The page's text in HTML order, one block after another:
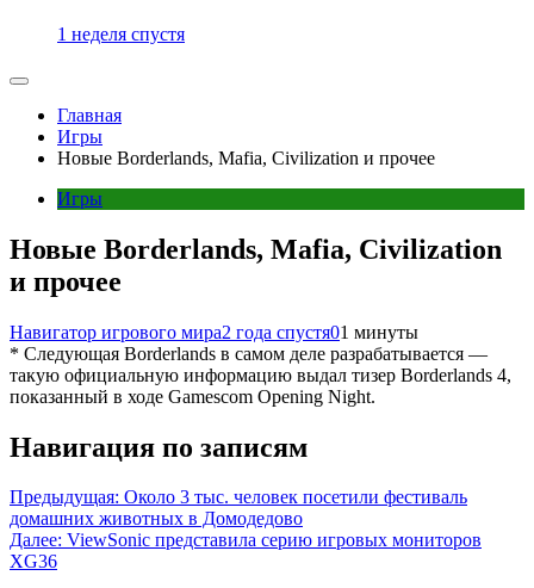
1 неделя спустя
Главная
Игры
Новые Borderlands, Mafia, Civilization и прочее
Игры
Новые Borderlands, Mafia, Civilization
и прочее
Навигатор игрового мира2 года спустя01 минуты
* Следующая Borderlands в самом деле разрабатывается —
такую официальную информацию выдал тизер Borderlands 4,
показанный в ходе Gamescom Opening Night.
Навигация по записям
Предыдущая: Около 3 тыс. человек посетили фестиваль
домашних животных в Домодедово
Далее: ViewSonic представила серию игровых мониторов
XG36